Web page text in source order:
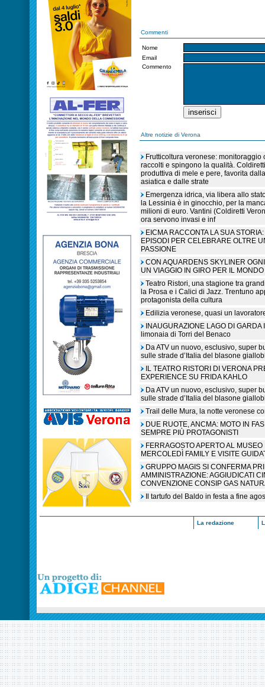
Commenti
Nome
Email
Commento
Altre notizie di Verona
Frutticoltura veronese:
raccolti e spingono la qualità.
produttiva di mele e pere, favorita
asiatica e dalle strate
Emergenza idrica, via libera allo
la Lessinia è in ginocchio, per la
milioni di euro. Vantini (Coldiretti
ora servono invasi e inf
EICMA RACCONTA LA SUA
EPISODI PER CELEBRARE OLTRE
PASSIONE
CON AQUARDENS SKYLINER
UN VIAGGIO IN GIRO PER IL MONDO
Teatro Ristori, una stagione tra
la Prosa e i Calici di Jazz. Trentuno
protagonista della cultura
Edilizia veronese, quasi un
INAUGURAZIONE LAGO DI
limonaia di Torri del Benaco
Da ATV un nuovo, esclusivo, super
sulle strade d’Italia del blasone
IL TEATRO RISTORI DI VERONA
EXPERIENCE SU FRIDA KAHLO
Da ATV un nuovo, esclusivo, super
sulle strade d’Italia del blasone
Trail delle Mura, la notte veronese
DUE RUOTE, ANCMA: MOTO IN
SEMPRE PIÙ PROTAGONISTI
FERRAGOSTO APERTO AL
MERCOLEDÌ FAMILY E VISITE
GRUPPO MAGIS SI CONFERMA
AMMINISTRAZIONE: AGGIUDICATI
CONVENZIONE CONSIP GAS
Il tartufo del Baldo in festa a fine
La redazione